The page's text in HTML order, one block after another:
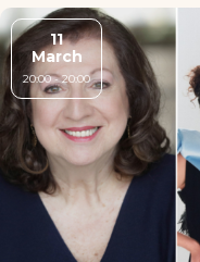
11
March
20:00 - 20:00